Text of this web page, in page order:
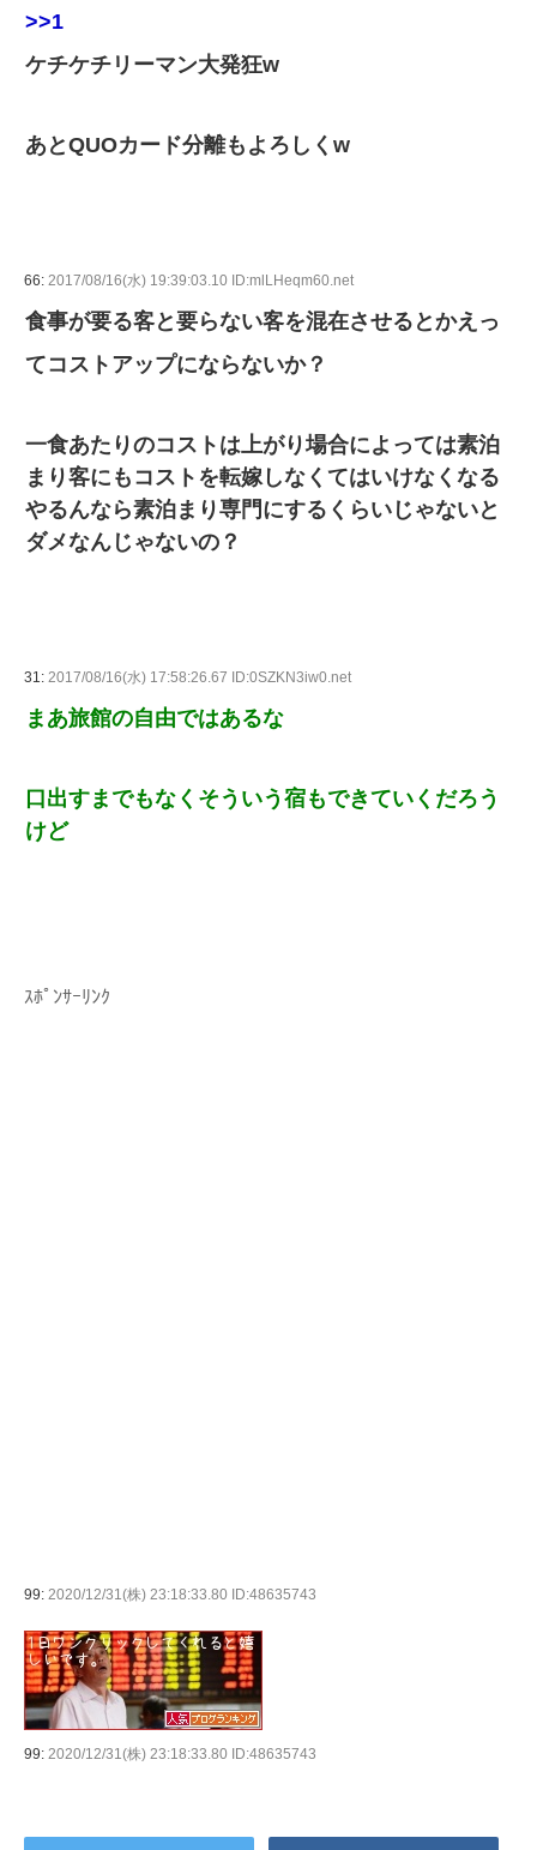
>>1
ケチケチリーマン大発狂w
あとQUOカード分離もよろしくw
66: 2017/08/16(水) 19:39:03.10 ID:mlLHeqm60.net
食事が要る客と要らない客を混在させるとかえっ
てコストアップにならないか？
一食あたりのコストは上がり場合によっては素泊
まり客にもコストを転嫁しなくてはいけなくなる
やるんなら素泊まり専門にするくらいじゃないと
ダメなんじゃないの？
31: 2017/08/16(水) 17:58:26.67 ID:0SZKN3iw0.net
まあ旅館の自由ではあるな
口出すまでもなくそういう宿もできていくだろう
けど
ｽﾎﾟﾝｻｰﾘﾝｸ
99: 2020/12/31(株) 23:18:33.80 ID:48635743
99: 2020/12/31(株) 23:18:33.80 ID:48635743